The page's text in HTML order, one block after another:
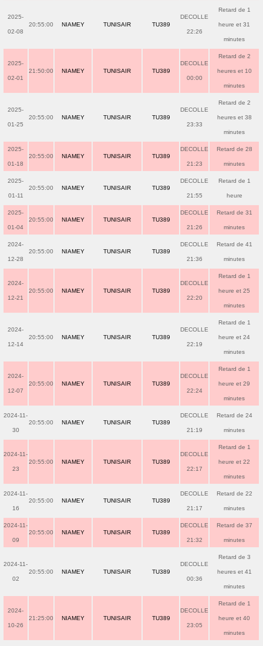
2025-
02-08
20:55:00 NIAMEY TUNISAIR TU389
DECOLLE
22:26
Retard de 1
heure et 31
minutes
2025-
02-01
21:50:00 NIAMEY TUNISAIR TU389
DECOLLE
00:00
Retard de 2
heures et 10
minutes
2025-
01-25
20:55:00 NIAMEY TUNISAIR TU389
DECOLLE
23:33
Retard de 2
heures et 38
minutes
2025-
01-18
20:55:00 NIAMEY TUNISAIR TU389
DECOLLE
21:23
Retard de 28
minutes
2025-
01-11
20:55:00 NIAMEY TUNISAIR TU389
DECOLLE
21:55
Retard de 1
heure
2025-
01-04
20:55:00 NIAMEY TUNISAIR TU389
DECOLLE
21:26
Retard de 31
minutes
2024-
12-28
20:55:00 NIAMEY TUNISAIR TU389
DECOLLE
21:36
Retard de 41
minutes
2024-
12-21
20:55:00 NIAMEY TUNISAIR TU389
DECOLLE
22:20
Retard de 1
heure et 25
minutes
2024-
12-14
20:55:00 NIAMEY TUNISAIR TU389
DECOLLE
22:19
Retard de 1
heure et 24
minutes
2024-
12-07
20:55:00 NIAMEY TUNISAIR TU389
DECOLLE
22:24
Retard de 1
heure et 29
minutes
2024-11-
30
20:55:00 NIAMEY TUNISAIR TU389
DECOLLE
21:19
Retard de 24
minutes
2024-11-
23
20:55:00 NIAMEY TUNISAIR TU389
DECOLLE
22:17
Retard de 1
heure et 22
minutes
2024-11-
16
20:55:00 NIAMEY TUNISAIR TU389
DECOLLE
21:17
Retard de 22
minutes
2024-11-
09
20:55:00 NIAMEY TUNISAIR TU389
DECOLLE
21:32
Retard de 37
minutes
2024-11-
02
20:55:00 NIAMEY TUNISAIR TU389
DECOLLE
00:36
Retard de 3
heures et 41
minutes
2024-
10-26
21:25:00 NIAMEY TUNISAIR TU389
DECOLLE
23:05
Retard de 1
heure et 40
minutes